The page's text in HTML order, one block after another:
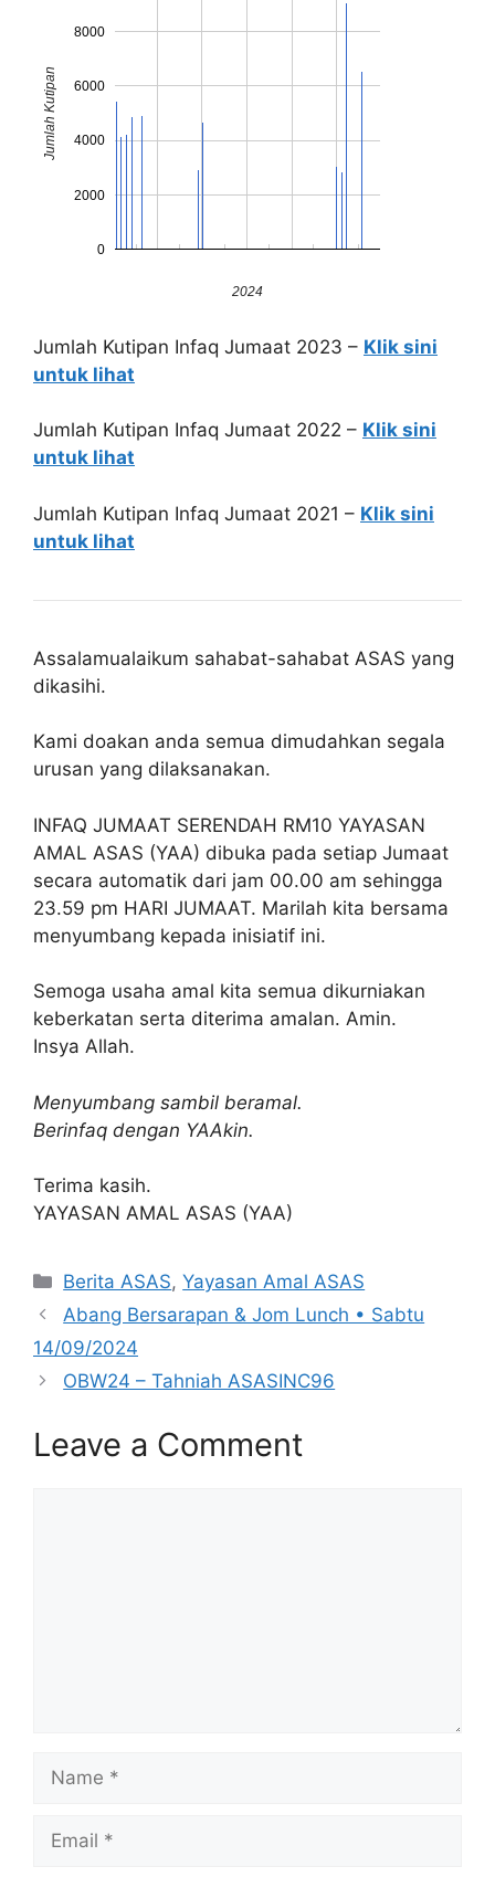
0
2000
4000
6000
8000
2024
Jumlah Kutipan
Jumlah Kutipan Infaq Jumaat 2023 – Klik sini
untuk lihat
Jumlah Kutipan Infaq Jumaat 2022 – Klik sini
untuk lihat
Jumlah Kutipan Infaq Jumaat 2021 – Klik sini
untuk lihat
Assalamualaikum sahabat-sahabat ASAS yang
dikasihi.
Kami doakan anda semua dimudahkan segala
urusan yang dilaksanakan.
INFAQ JUMAAT SERENDAH RM10 YAYASAN
AMAL ASAS (YAA) dibuka pada setiap Jumaat
secara automatik dari jam 00.00 am sehingga
23.59 pm HARI JUMAAT. Marilah kita bersama
menyumbang kepada inisiatif ini.
Semoga usaha amal kita semua dikurniakan
keberkatan serta diterima amalan. Amin.
Insya Allah.
Menyumbang sambil beramal.
Berinfaq dengan YAAkin.
Terima kasih.
YAYASAN AMAL ASAS (YAA)
Categories
Berita ASAS,Yayasan Amal ASAS
Abang Bersarapan & Jom Lunch • Sabtu
14/09/2024
OBW24 – Tahniah ASASINC96
Leave a Comment